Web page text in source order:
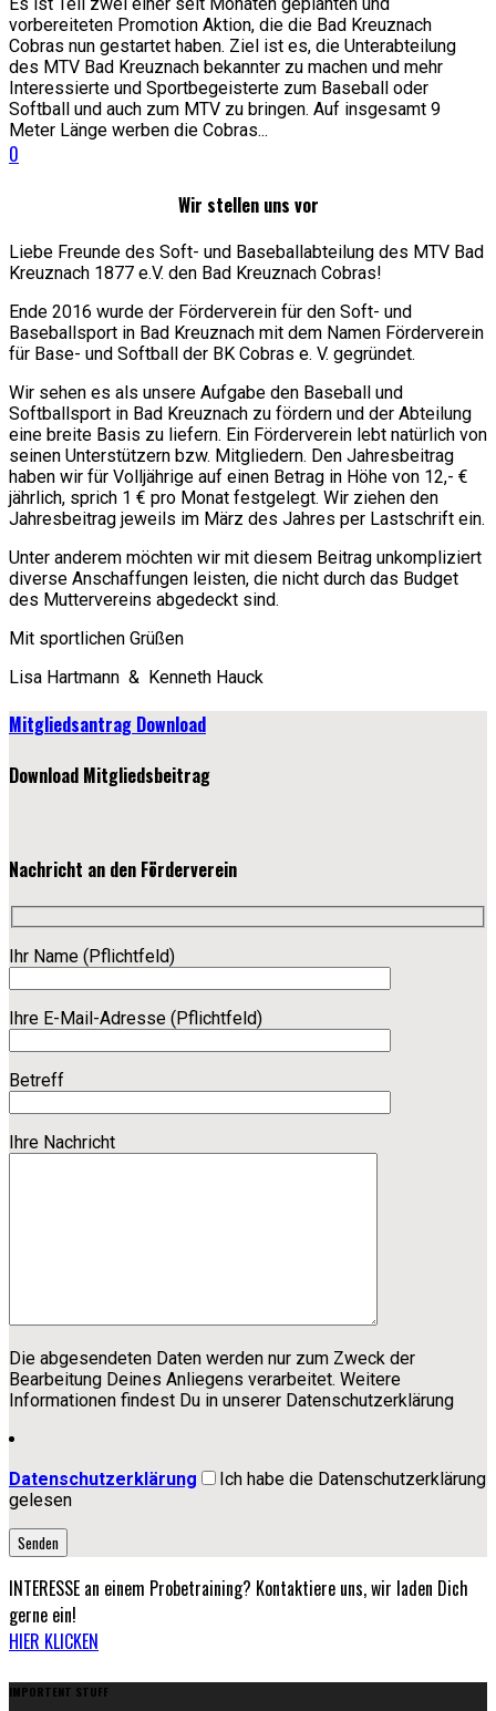
Es ist Teil zwei einer seit Monaten geplanten und
vorbereiteten Promotion Aktion, die die Bad Kreuznach
Cobras nun gestartet haben. Ziel ist es, die Unterabteilung
des MTV Bad Kreuznach bekannter zu machen und mehr
Interessierte und Sportbegeisterte zum Baseball oder
Softball und auch zum MTV zu bringen. Auf insgesamt 9
Meter Länge werben die Cobras...
0
Wir stellen uns vor
Liebe Freunde des Soft- und Baseballabteilung des MTV Bad
Kreuznach 1877 e.V. den Bad Kreuznach Cobras!
Ende 2016 wurde der Förderverein für den Soft- und
Baseballsport in Bad Kreuznach mit dem Namen Förderverein
für Base- und Softball der BK Cobras e. V. gegründet.
Wir sehen es als unsere Aufgabe den Baseball und
Softballsport in Bad Kreuznach zu fördern und der Abteilung
eine breite Basis zu liefern. Ein Förderverein lebt natürlich von
seinen Unterstützern bzw. Mitgliedern. Den Jahresbeitrag
haben wir für Volljährige auf einen Betrag in Höhe von 12,- €
jährlich, sprich 1 € pro Monat festgelegt. Wir ziehen den
Jahresbeitrag jeweils im März des Jahres per Lastschrift ein.
Unter anderem möchten wir mit diesem Beitrag unkompliziert
diverse Anschaffungen leisten, die nicht durch das Budget
des Muttervereins abgedeckt sind.
Mit sportlichen Grüßen
Lisa Hartmann & Kenneth Hauck
Mitgliedsantrag Download
Download Mitgliedsbeitrag
Nachricht an den Förderverein
Ihr Name (Pflichtfeld)
Ihre E-Mail-Adresse (Pflichtfeld)
Betreff
Ihre Nachricht
Die abgesendeten Daten werden nur zum Zweck der
Bearbeitung Deines Anliegens verarbeitet. Weitere
Informationen findest Du in unserer Datenschutzerklärung
Datenschutzerklärung
Ich habe die Datenschutzerklärung
gelesen
INTERESSE an einem Probetraining? Kontaktiere uns, wir laden Dich
gerne ein!
HIER KLICKEN
IMPORTENT STUFF